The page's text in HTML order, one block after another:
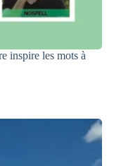
inspire les mots à